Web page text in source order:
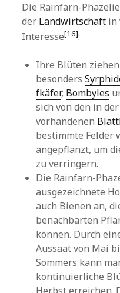
Die Rainfarn-
der Landwirtschaft in
Interesse[16]:
Ihre Blüten ziehen
besonders
fkäfer, Bombyles
sich von den in
vorhandenen
bestimmte Felder
angepflanzt, um
zu verringern.
Die Rainfarn-
ausgezeichnete
auch Bienen an,
benachbarten
können. Durch
Aussaat von Mai
Sommers kann
kontinuierliche